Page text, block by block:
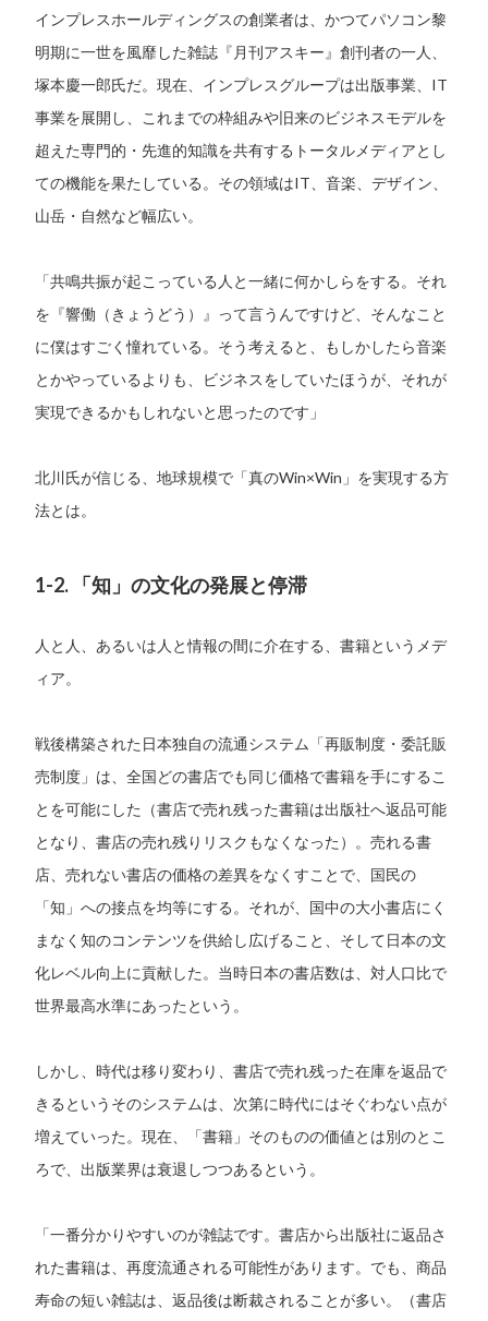
インプレスホールディングスの創業者は、かつてパソコン黎
明期に一世を風靡した雑誌『月刊アスキー』創刊者の一人、
塚本慶一郎氏だ。現在、インプレスグループは出版事業、IT
事業を展開し、これまでの枠組みや旧来のビジネスモデルを
超えた専門的・先進的知識を共有するトータルメディアとし
ての機能を果たしている。その領域はIT、音楽、デザイン、
山岳・自然など幅広い。
「共鳴共振が起こっている人と一緒に何かしらをする。それ
を『響働（きょうどう）』って言うんですけど、そんなこと
に僕はすごく憧れている。そう考えると、もしかしたら音楽
とかやっているよりも、ビジネスをしていたほうが、それが
実現できるかもしれないと思ったのです」
北川氏が信じる、地球規模で「真のWin×Win」を実現する方
法とは。
1-2. 「知」の文化の発展と停滞
人と人、あるいは人と情報の間に介在する、書籍というメデ
ィア。
戦後構築された日本独自の流通システム「再販制度・委託販
売制度」は、全国どの書店でも同じ価格で書籍を手にするこ
とを可能にした（書店で売れ残った書籍は出版社へ返品可能
となり、書店の売れ残りリスクもなくなった）。売れる書
店、売れない書店の価格の差異をなくすことで、国民の
「知」への接点を均等にする。それが、国中の大小書店にく
まなく知のコンテンツを供給し広げること、そして日本の文
化レベル向上に貢献した。当時日本の書店数は、対人口比で
世界最高水準にあったという。
しかし、時代は移り変わり、書店で売れ残った在庫を返品で
きるというそのシステムは、次第に時代にはそぐわない点が
増えていった。現在、「書籍」そのものの価値とは別のとこ
ろで、出版業界は衰退しつつあるという。
「一番分かりやすいのが雑誌です。書店から出版社に返品さ
れた書籍は、再度流通される可能性があります。でも、商品
寿命の短い雑誌は、返品後は断裁されることが多い。（書店